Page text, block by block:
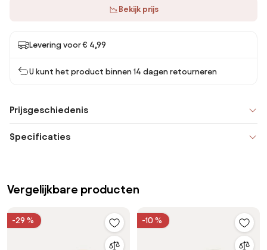
Bekijk prijs
Levering voor € 4,99
U kunt het product binnen 14 dagen retourneren
Prijsgeschiedenis
Specificaties
Vergelijkbare producten
-29 % -10 %